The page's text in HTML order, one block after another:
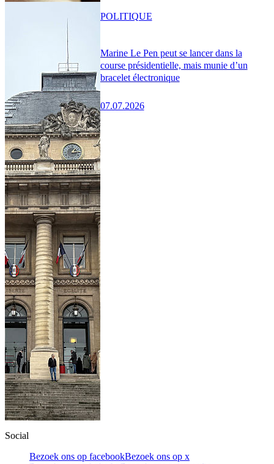
Marine Le Pen peut se lancer dans la
course présidentielle, mais munie d’un
bracelet électronique
07.07.2026
POLITIQUE
Social
Bezoek ons op facebookBezoek ons op x